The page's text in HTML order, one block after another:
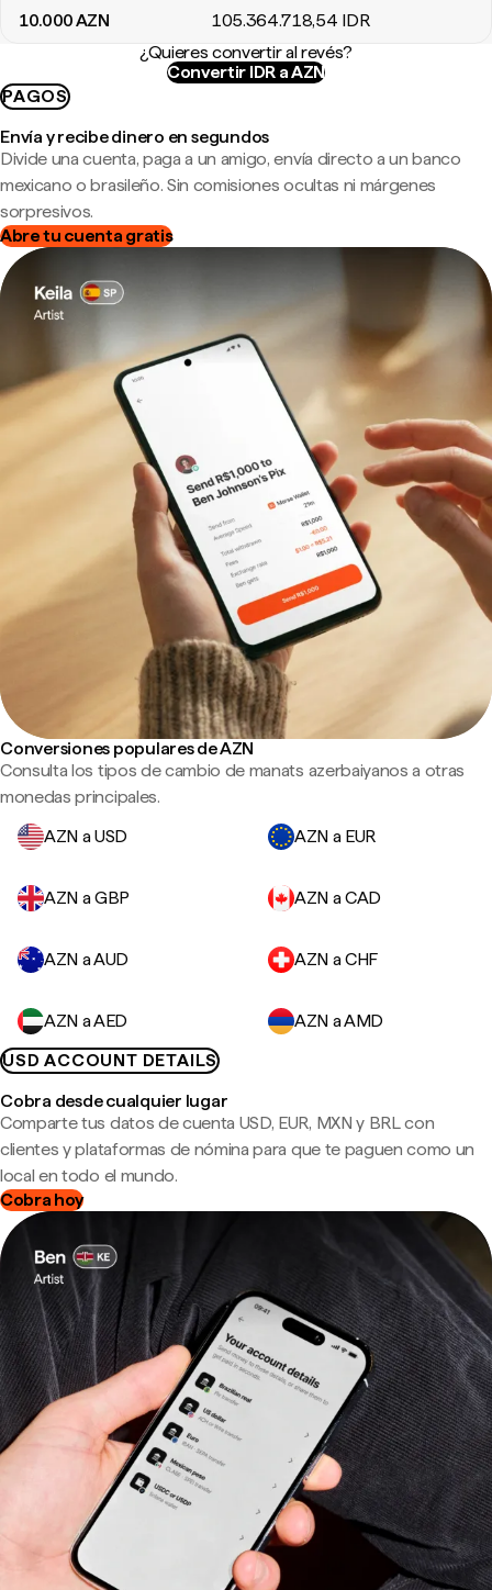
10.000AZN 105.364.718,54 IDR
¿Quieres convertir al revés?
Convertir IDR a AZN
PAGOS
Envía y recibe dinero en segundos
Divide una cuenta, paga a un amigo, envía directo a un banco
mexicano o brasileño. Sin comisiones ocultas ni márgenes
sorpresivos.
Abre tu cuenta gratis
Conversiones populares de AZN
Consulta los tipos de cambio de manats azerbaiyanos a otras
monedas principales.
AZN a USD
AZN a EUR
AZN a GBP AZN a CAD
AZN a AUD AZN a CHF
AZN a AED
AZN a AMD
USD ACCOUNT DETAILS
Cobra desde cualquier lugar
Comparte tus datos de cuenta USD, EUR, MXN y BRL con
clientes y plataformas de nómina para que te paguen como un
local en todo el mundo.
Cobra hoy